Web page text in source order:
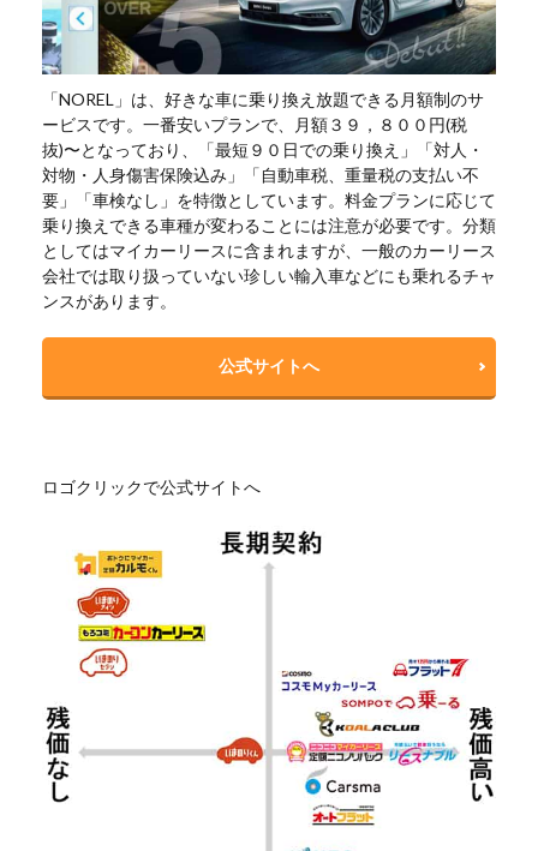
「NOREL」は、好きな車に乗り換え放題できる月額制のサ
ービスです。一番安いプランで、月額３９，８００円(税
抜)〜となっており、「最短９０日での乗り換え」「対人・
対物・人身傷害保険込み」「自動車税、重量税の支払い不
要」「車検なし」を特徴としています。料金プランに応じて
乗り換えできる車種が変わることには注意が必要です。分類
としてはマイカーリースに含まれますが、一般のカーリース
会社では取り扱っていない珍しい輸入車などにも乗れるチャ
ンスがあります。
公式サイトへ
ロゴクリックで公式サイトへ